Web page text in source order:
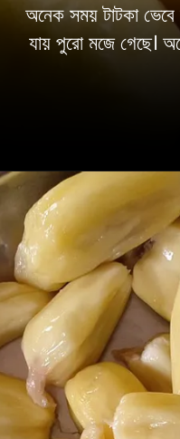
অনেক সময় টাটকা ভেবে